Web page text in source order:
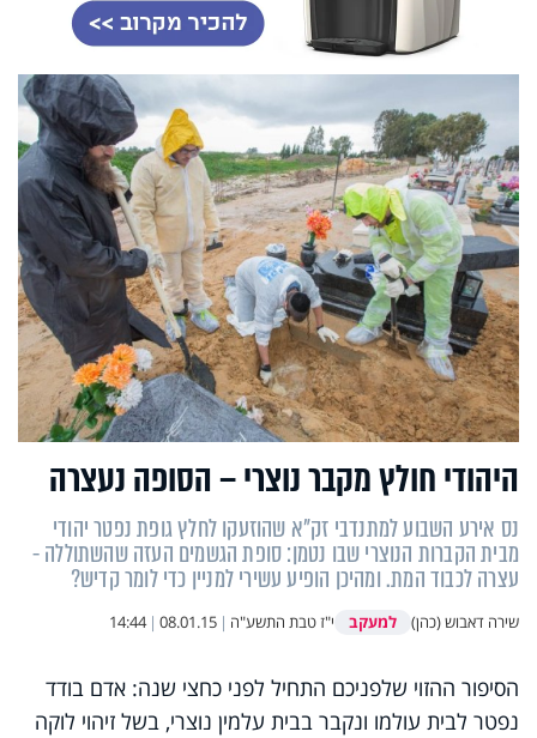
היהודי חולץ מקבר נוצרי – הסופה נעצרה
נס אירע השבוע למתנדבי זק"א שהוזעקו לחלץ גופת נפטר יהודי
מבית הקברות הנוצרי שבו נטמן: סופת הגשמים העזה שהשתוללה -
עצרה לכבוד המת. ומהיכן הופיע עשירי למניין כדי לומר קדיש?
שירה דאבוש (כהן) למעקב י"ז טבת התשע"ה |
08.01.15
|
14:44
הסיפור ההזוי שלפניכם התחיל לפני כחצי שנה: אדם בודד
נפטר לבית עולמו ונקבר בבית עלמין נוצרי, בשל זיהוי לוקה